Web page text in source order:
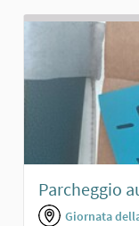
Parcheggio
Giornata